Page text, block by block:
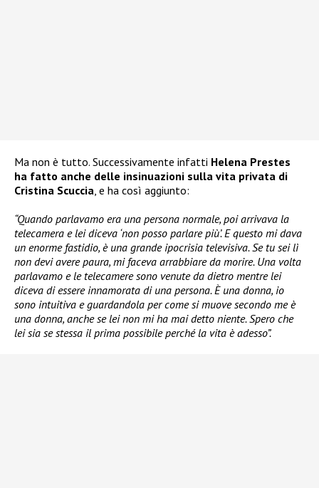
Ma non è tutto. Successivamente infatti Helena Prestes
ha fatto anche delle insinuazioni sulla vita privata di
Cristina Scuccia , e ha così aggiunto:
“Quando parlavamo era una persona normale, poi arrivava la
telecamera e lei diceva ‘non posso parlare più’. E questo mi dava
un enorme fastidio, è una grande ipocrisia televisiva. Se tu sei lì
non devi avere paura, mi faceva arrabbiare da morire. Una volta
parlavamo e le telecamere sono venute da dietro mentre lei
diceva di essere innamorata di una persona. È una donna, io
sono intuitiva e guardandola per come si muove secondo me è
una donna, anche se lei non mi ha mai detto niente. Spero che
lei sia se stessa il prima possibile perché la vita è adesso”.